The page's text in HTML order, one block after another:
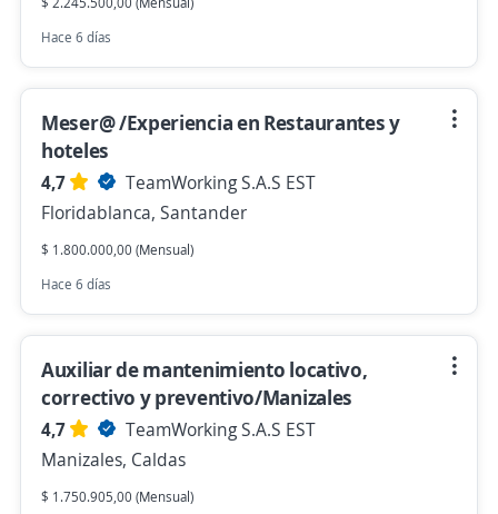
Hace 6 días
Meser@ /Experiencia en Restaurantes y
hoteles
4,7
TeamWorking S.A.S EST
Floridablanca, Santander
$ 1.800.000,00 (Mensual)
Hace 6 días
Auxiliar de mantenimiento locativo,
correctivo y preventivo/Manizales
4,7
TeamWorking S.A.S EST
Manizales, Caldas
$ 1.750.905,00 (Mensual)